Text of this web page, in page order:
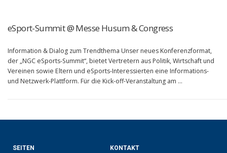
eSport-Summit @ Messe Husum & Congress
Information & Dialog zum Trendthema Unser neues Konferenzformat,
der „NGC eSports-Summit“, bietet Vertretern aus Politik, Wirtschaft und
Vereinen sowie Eltern und eSports-Interessierten eine Informations-
und Netzwerk-Plattform. Für die Kick-off-Veranstaltung am …
SEITEN KONTAKT